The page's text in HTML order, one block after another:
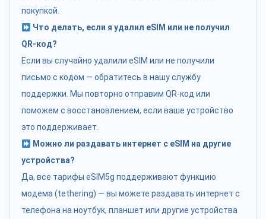
покупкой.
Что делать, если я удалил eSIM или не получил
QR-код?
Если вы случайно удалили eSIM или не получили
письмо с кодом — обратитесь в нашу службу
поддержки. Мы повторно отправим QR-код или
поможем с восстановлением, если ваше устройство
это поддерживает.
Можно ли раздавать интернет с eSIM на другие
устройства?
Да, все тарифы eSIM5g поддерживают функцию
модема (tethering) — вы можете раздавать интернет с
телефона на ноутбук, планшет или другие устройства